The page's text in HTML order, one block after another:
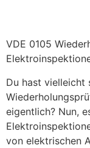
VDE 0105
Du hast vielleicht
eigentlich? Nun,
von elektrischen